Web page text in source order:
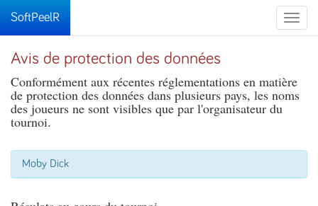
Toggle
SoftPeelR
Avis de protection des données
Conformément aux récentes réglementations en matière
de protection des données dans plusieurs pays, les noms
des joueurs ne sont visibles que par l'organisateur du
tournoi.
Moby Dick